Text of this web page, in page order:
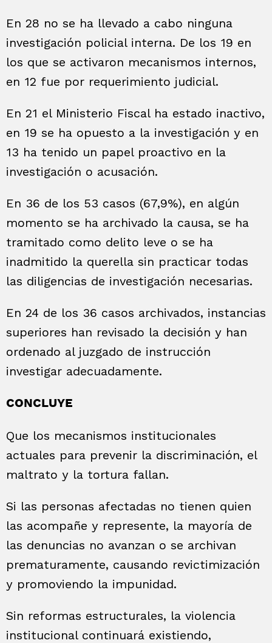
En 28 no se ha llevado a cabo ninguna
investigación policial interna. De los 19 en
los que se activaron mecanismos internos,
en 12 fue por requerimiento judicial.
En 21 el Ministerio Fiscal ha estado inactivo,
en 19 se ha opuesto a la investigación y en
13 ha tenido un papel proactivo en la
investigación o acusación.
En 36 de los 53 casos (67,9%), en algún
momento se ha archivado la causa, se ha
tramitado como delito leve o se ha
inadmitido la querella sin practicar todas
las diligencias de investigación necesarias.
En 24 de los 36 casos archivados, instancias
superiores han revisado la decisión y han
ordenado al juzgado de instrucción
investigar adecuadamente.
CONCLUYE
Que los mecanismos institucionales
actuales para prevenir la discriminación, el
maltrato y la tortura fallan.
Si las personas afectadas no tienen quien
las acompañe y represente, la mayoría de
las denuncias no avanzan o se archivan
prematuramente, causando revictimización
y promoviendo la impunidad.
Sin reformas estructurales, la violencia
institucional continuará existiendo,